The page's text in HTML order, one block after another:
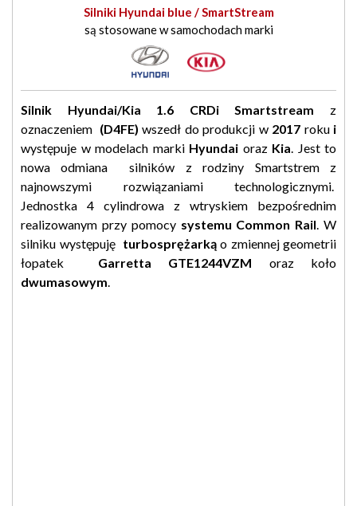
Silniki Hyundai blue / SmartStream
są stosowane w samochodach marki
Silnik Hyundai/Kia 1.6 CRDi Smartstream z
oznaczeniem (D4FE) wszedł do produkcji w 2017 roku i
występuje w modelach marki Hyundai oraz Kia . Jest to
nowa odmiana silników z rodziny Smartstrem z
najnowszymi rozwiązaniami technologicznymi.
Jednostka 4 cylindrowa z wtryskiem bezpośrednim
realizowanym przy pomocy systemu Common Rail . W
silniku występujęturbosprężarkąo zmiennej geometrii
łopatek Garretta GTE1244VZM oraz koło
dwumasowym